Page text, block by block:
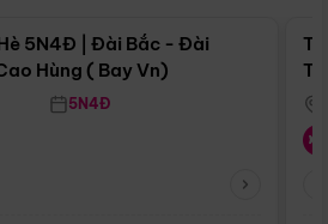
5N4Đ | Đài Bắc - Đài
Hùng ( Bay Vn)
5N4Đ